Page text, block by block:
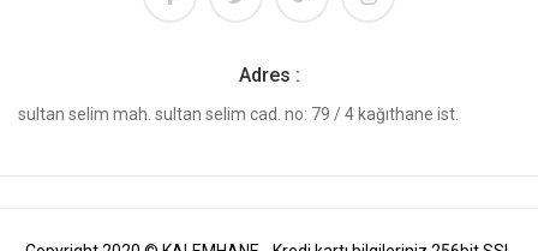
Adres :
sultan selim mah. sultan selim cad. no: 79 / 4 kağıthane ist.